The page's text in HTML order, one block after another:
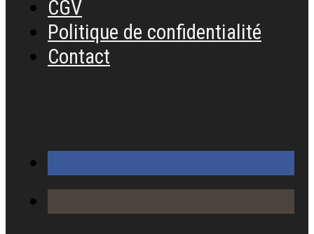
CGV
Politique de confidentialité
Contact